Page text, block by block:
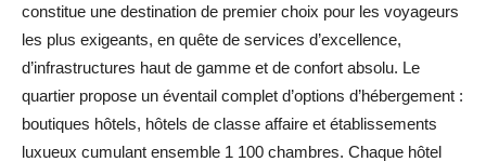
constitue une destination de premier choix pour les voyageurs
les plus exigeants, en quête de services d’excellence,
d’infrastructures haut de gamme et de confort absolu. Le
quartier propose un éventail complet d’options d’hébergement :
boutiques hôtels, hôtels de classe affaire et établissements
luxueux cumulant ensemble 1 100 chambres. Chaque hôtel